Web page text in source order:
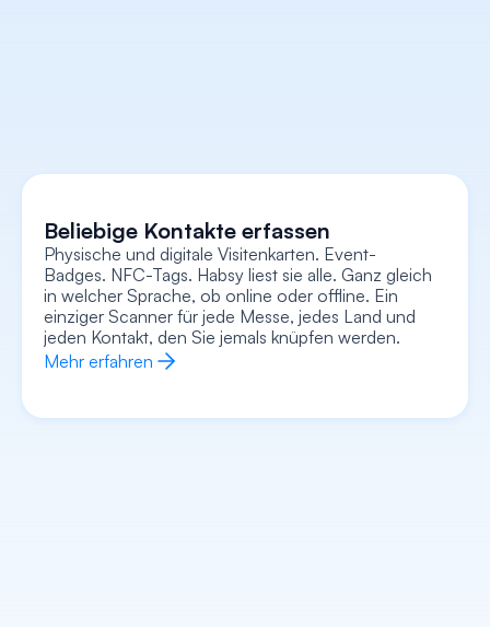
Beliebige Kontakte erfassen
Physische und digitale Visitenkarten. Event-
Badges. NFC-Tags. Habsy liest sie alle. Ganz gleich
in welcher Sprache, ob online oder offline. Ein
einziger Scanner für jede Messe, jedes Land und
jeden Kontakt, den Sie jemals knüpfen werden.
Mehr erfahren
Erfasse jeden Kontext
Nehmen Sie Sprachnotizen auf, fügen Sie
Textnotizen hinzu, hängen Sie ein Foto/Selfie an
und erfassen Sie Absichtssignale – alles direkt mit
der Karte verknüpft. Behalten Sie den gesamten
Kontext im Blick, nicht nur einen Namen und eine
Nummer.
Mehr erfahren